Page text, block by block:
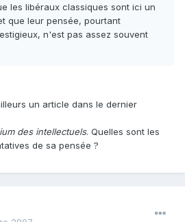
les libéraux classiques sont ici un
que leur pensée, pourtant
n'est pas assez souvent
un article dans le dernier
des intellectuels. Quelles sont les
de sa pensée ?